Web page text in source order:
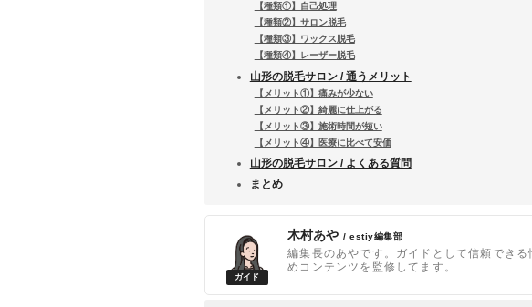
【種類①】自己処理
【種類②】サロン脱毛
【種類③】ワックス脱毛
【種類④】レーザー脱毛
山形の脱毛サロン / 通うメリット
【メリット①】痛みが少ない
【メリット②】綺麗に仕上がる
【メリット③】施術時間が短い
【メリット④】医療に比べて安価
山形の脱毛サロン / よくある質問
まとめ
木村あや / estiy編集部
編集長のあやです。ガイドとして信頼できる
めコンテンツを監修してます。